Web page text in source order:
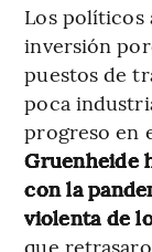
Los políticos
inversión
puestos de
poca
progreso en
Gruenheide
con la
violenta de
que